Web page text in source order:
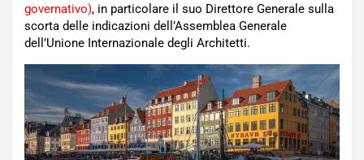
governativo), in particolare il suo Direttore Generale sulla
scorta delle indicazioni dell’Assemblea Generale
dell’Unione Internazionale degli Architetti.